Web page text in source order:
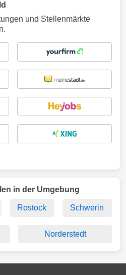
und Stellenmärkte
in der Umgebung
Rostock Schwerin
Norderstedt